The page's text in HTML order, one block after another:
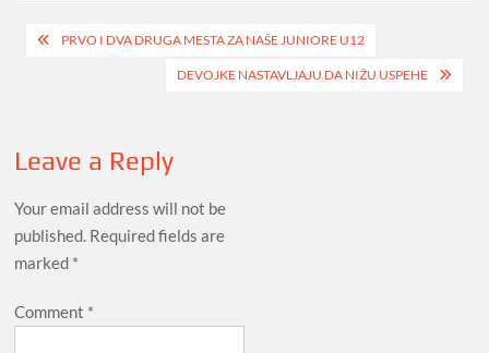
PostPRVO I DVA DRUGA MESTA ZA NAŠE JUNIORE U12
DEVOJKE NASTAVLJAJU DA NIŽU USPEHE
Leave a Reply
Your email address will not be
published. Required fields are
marked *
Comment *